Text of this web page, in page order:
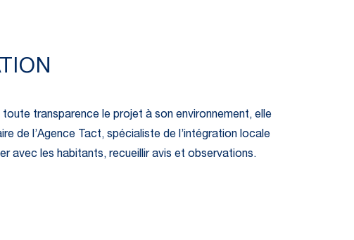
transparence le projet à son environnement, elle
de l’Agence Tact, spécialiste de l’intégration locale
avec les habitants, recueillir avis et observations.